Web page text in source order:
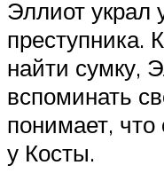
Эллиот украл
преступника.
найти сумку,
вспоминать
понимает,
у Косты.